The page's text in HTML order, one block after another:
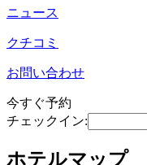
ニュース
クチコミ
お問い合わせ
今すぐ予約
チェックイン:
ホテルマップ